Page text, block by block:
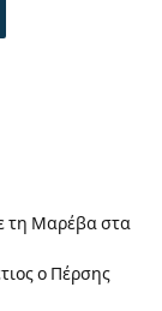
τη Μαρέβα στα
ο Πέρσης